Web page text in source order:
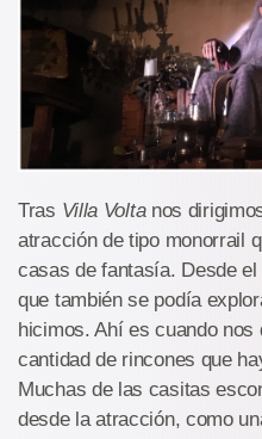
Tras Villa Voltanos
atracción de tipo monorrail
casas de fantasía. Desde
que también se podía
hicimos. Ahí es cuando
cantidad de rincones que
Muchas de las casitas
desde la atracción, como